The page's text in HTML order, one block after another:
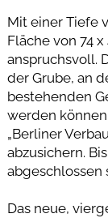
Mit einer Tiefe
Fläche von 74
anspruchsvoll.
der Grube, an
bestehenden
werden
„Berliner
abzusichern.
abgeschlossen
Das neue,